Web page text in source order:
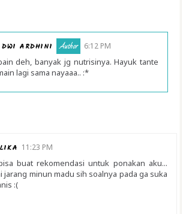
ARDHINI 6:12 PM
deh, banyak jg nutrisinya. Hayuk tante
lagi sama nayaaa.. :*
11:23 PM
buat rekomendasi untuk ponakan aku...
jarang minun madu sih soalnya pada ga suka
:(